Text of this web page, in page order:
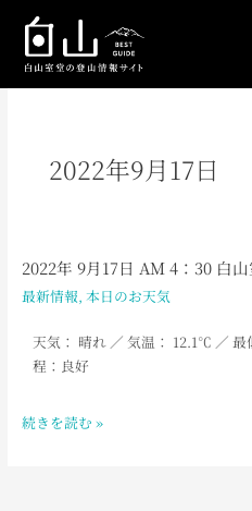
2022年9月17日
2022年 9月17日 AM 4：30 白
最新情報, 本日のお天気
天気： 晴れ ／ 気温： 12.1℃ ／
程：良好
2022
年
月
17
AM
続きを読む »